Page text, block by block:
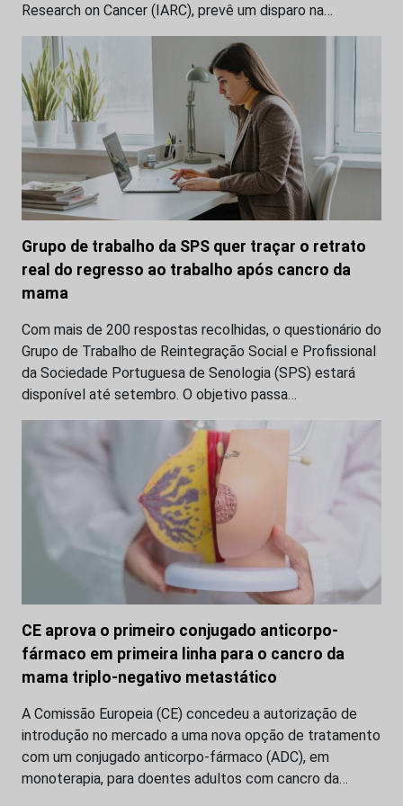
Research on Cancer (IARC), prevê um disparo na…
Grupo de trabalho da SPS quer traçar o retrato
real do regresso ao trabalho após cancro da
mama
Com mais de 200 respostas recolhidas, o questionário do
Grupo de Trabalho de Reintegração Social e Profissional
da Sociedade Portuguesa de Senologia (SPS) estará
disponível até setembro. O objetivo passa…
CE aprova o primeiro conjugado anticorpo-
fármaco em primeira linha para o cancro da
mama triplo-negativo metastático
A Comissão Europeia (CE) concedeu a autorização de
introdução no mercado a uma nova opção de tratamento
com um conjugado anticorpo-fármaco (ADC), em
monoterapia, para doentes adultos com cancro da…